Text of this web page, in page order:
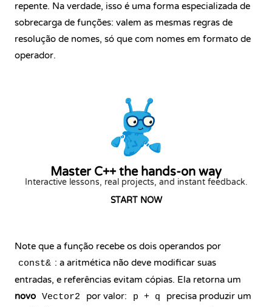
repente. Na verdade, isso é uma forma especializada de
sobrecarga de funções: valem as mesmas regras de
resolução de nomes, só que com nomes em formato de
operador.
Master C++ the hands-on way
Interactive lessons, real projects, and instant feedback.
START NOW
Note que a função recebe os dois operandos por
const& : a aritmética não deve modificar suas
entradas, e referências evitam cópias. Ela retorna um
novo Vector2 por valor: p + q
precisa produzir um